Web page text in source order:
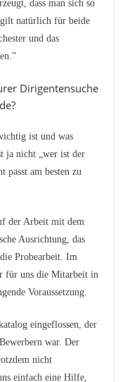
dass man sich so
gilt natürlich für beide
und das
Dirigentensuche
ist und was
ja nicht „wer ist der
passt am besten zu
der Arbeit mit dem
Ausrichtung, das
Probearbeit. Im
für uns die Mitarbeit in
Voraussetzung.
eingeflossen, der
war. Der
nicht
einfach eine Hilfe,